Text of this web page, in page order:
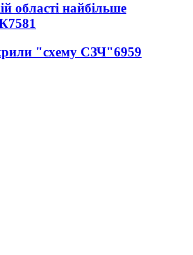
області найбільше
7581
"схему СЗЧ"6959